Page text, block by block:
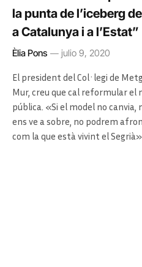
la punta de l’iceberg
a Catalunya i a l’Estat”
Èlia Pons julio 9, 2020
El president del Col·legi de
Mur, creu que cal reformular el
pública. «Si el model no
ens ve a sobre, no podrem
com la que està vivint el Segrià»